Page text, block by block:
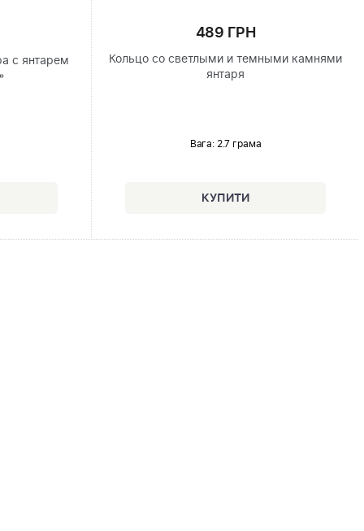
с янтарем
489 ГРН
Кольцо со светлыми и темными камнями
янтаря
Вага: 2.7 грама